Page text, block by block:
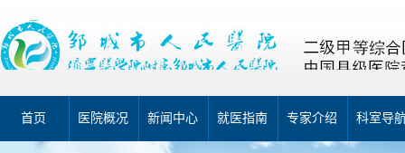
首页 医院概况 新闻中心 就医指南 专家介绍 科室导